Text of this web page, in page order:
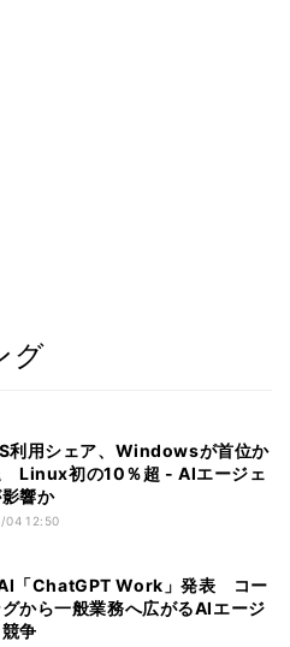
グ
利用シェア、Windowsが首位か
Linux初の10％超 - AIエージェ
響か
04 12:50
「ChatGPT Work」発表 コー
から一般業務へ広がるAIエージ
争